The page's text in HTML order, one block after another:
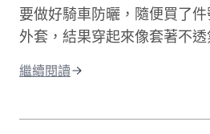
分子，騎車保暖變得格外困
真正有效的防寒外套對機車
是冬季的必需品。接下來我們
要做好騎車防曬，隨便買了
外套，結果穿起來像套著不
實擋住了，但汗水卻比下雨
境，許多騎士都遇過。一件
不只是遮陽這麼簡單。它需
透氣排汗、還有專為騎行設
繼續閱讀